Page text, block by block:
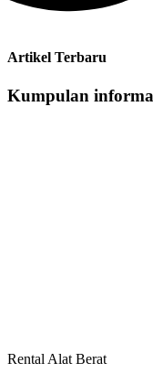
Artikel Terbaru
Kumpulan
Rental Alat Berat